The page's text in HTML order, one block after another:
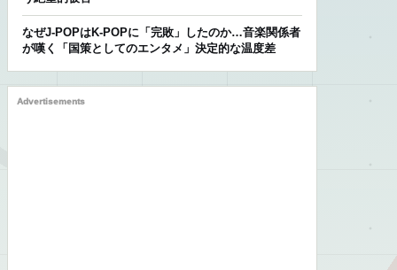
なぜJ-POPはK-POPに「完敗」したのか…音楽関係者
が嘆く「国策としてのエンタメ」決定的な温度差
Advertisements